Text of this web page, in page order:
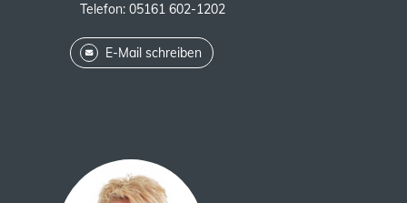
Telefon: 05161 602-1202
E-Mail schreiben